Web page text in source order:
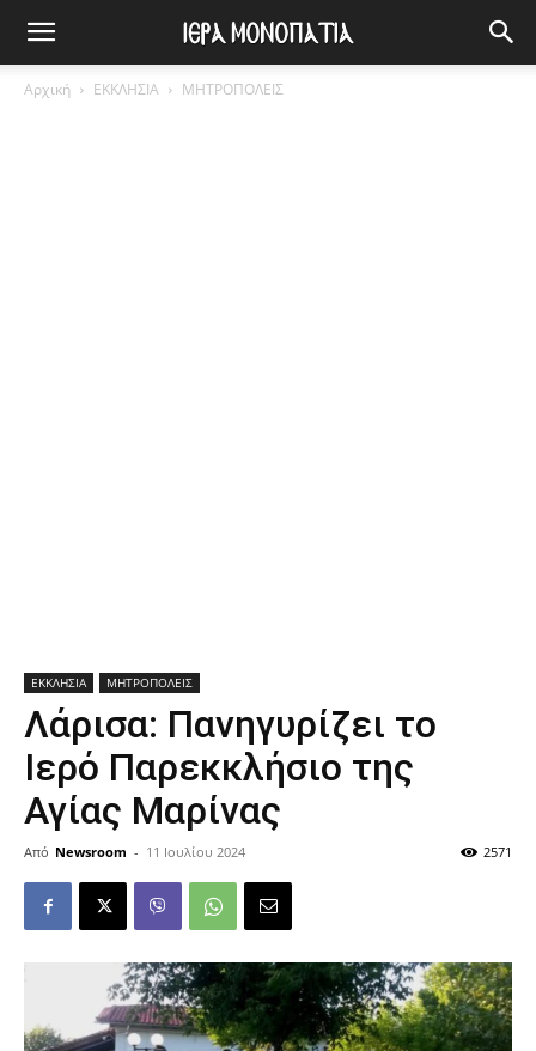
Αρχική ΕΚΚΛΗΣΙΑ ΜΗΤΡΟΠΟΛΕΙΣ
ΕΚΚΛΗΣΙΑ ΜΗΤΡΟΠΟΛΕΙΣ
Λάρισα: Πανηγυρίζει το
Ιερό Παρεκκλήσιο της
Αγίας Μαρίνας
Από Newsroom - 11 Ιουλίου 2024 2571